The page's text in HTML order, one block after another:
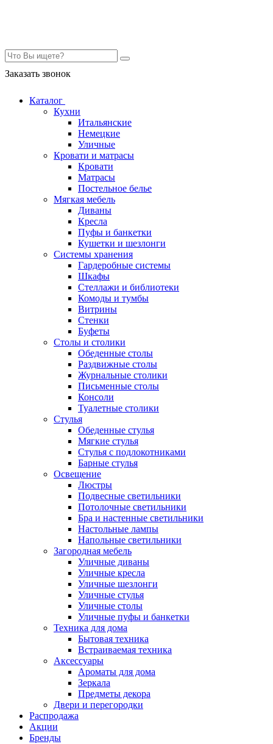
Заказать звонок
Каталог
Кухни
Итальянские
Немецкие
Уличные
Кровати и матрасы
Кровати
Матрасы
Постельное белье
Мягкая мебель
Диваны
Кресла
Пуфы и банкетки
Кушетки и шезлонги
Системы хранения
Гардеробные системы
Шкафы
Стеллажи и библиотеки
Комоды и тумбы
Витрины
Стенки
Буфеты
Столы и столики
Обеденные столы
Раздвижные столы
Журнальные столики
Письменные столы
Консоли
Туалетные столики
Стулья
Обеденные стулья
Мягкие стулья
Стулья с подлокотниками
Барные стулья
Освещение
Люстры
Подвесные светильники
Потолочные светильники
Бра и настенные светильники
Настольные лампы
Напольные светильники
Загородная мебель
Уличные диваны
Уличные кресла
Уличные шезлонги
Уличные стулья
Уличные столы
Уличные пуфы и банкетки
Техника для дома
Бытовая техника
Встраиваемая техника
Аксессуары
Ароматы для дома
Зеркала
Предметы декора
Двери и перегородки
Распродажа
Акции
Бренды